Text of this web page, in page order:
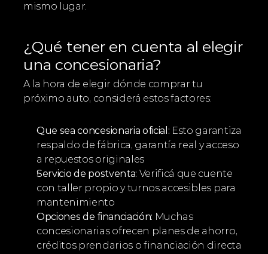
mismo lugar.
¿Qué tener en cuenta al elegir
una concesionaria?
A la hora de elegir dónde comprar tu
próximo auto, considerá estos factores:
Que sea concesionaria oficial: Esto garantiza
respaldo de fábrica, garantía real y acceso
a repuestos originales
Servicio de postventa: Verificá que cuente
con taller propio y turnos accesibles para
mantenimiento
Opciones de financiación: Muchas
concesionarias ofrecen planes de ahorro,
créditos prendarios o financiación directa